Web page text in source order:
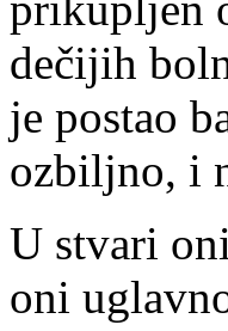
dečijih
je postao
ozbiljno, i
U stvari
oni